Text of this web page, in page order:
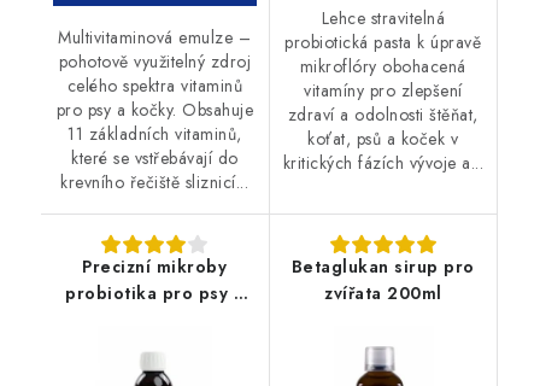
Multivitaminová emulze –
pohotově využitelný zdroj
celého spektra vitaminů
pro psy a kočky. Obsahuje
11 základních vitaminů,
které se vstřebávají do
krevního řečiště sliznicí...
Lehce stravitelná
probiotická pasta k úpravě
mikroflóry obohacená
vitamíny pro zlepšení
zdraví a odolnosti štěňat,
koťat, psů a koček v
kritických fázích vývoje a...
Precizní mikroby
probiotika pro psy a
Betaglukan sirup pro
zvířata 200ml